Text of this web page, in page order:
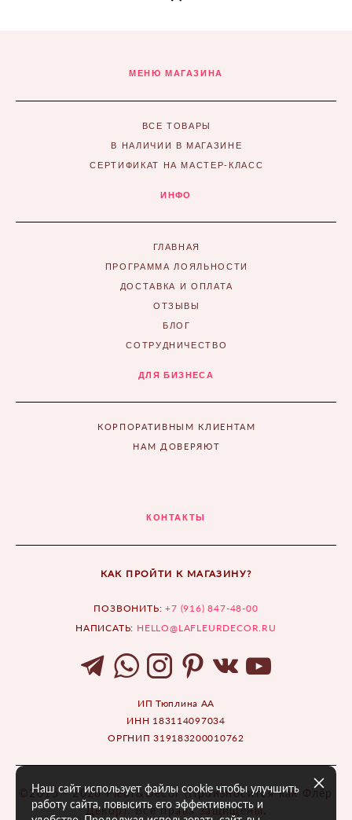
МЕНЮ МАГАЗИНА
ВСЕ ТОВАРЫ
В НАЛИЧИИ В МАГАЗИНЕ
СЕРТИФИКАТ НА МАСТЕР-КЛАСС
ИНФО
ГЛАВНАЯ
ПРОГРАММА ЛОЯЛЬНОСТИ
ДОСТАВКА И ОПЛАТА
ОТЗЫВЫ
БЛОГ
СОТРУДНИЧЕСТВО
ДЛЯ БИЗНЕСА
КОРПОРАТИВНЫМ КЛИЕНТАМ
НАМ ДОВЕРЯЮТ
КОНТАКТЫ
КАК ПРОЙТИ К МАГАЗИНУ?
ПОЗВОНИТЬ:+7 (916) 847-48-00
НАПИСАТЬ: HELLO@LAFLEURDECOR.RU
ИП Тюплина АА
ИНН 183114097034
ОРГНИП 319183200010762
©2015 - 2026 Fleur&Décor (Произносится как Флёр
Декор). Все права защищены.
Наш сайт использует файлы cookie чтобы улучшить
работу сайта, повысить его эффективность и